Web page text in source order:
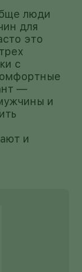
люди
для
это
с
—
и
и